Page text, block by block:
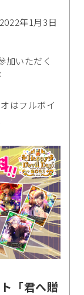
年1月3日
加いただく
はフルボイ
「君へ贈